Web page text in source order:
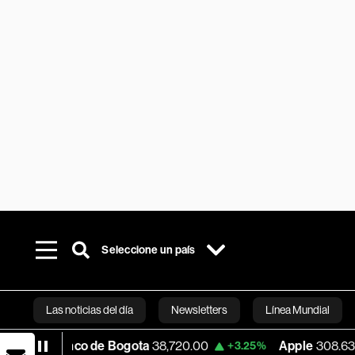
Seleccione un país
Las noticias del día Newsletters Línea Mundial
Bloomberg
de Bogota 38,720.00 +3.25% Apple 308.63 -7.53%